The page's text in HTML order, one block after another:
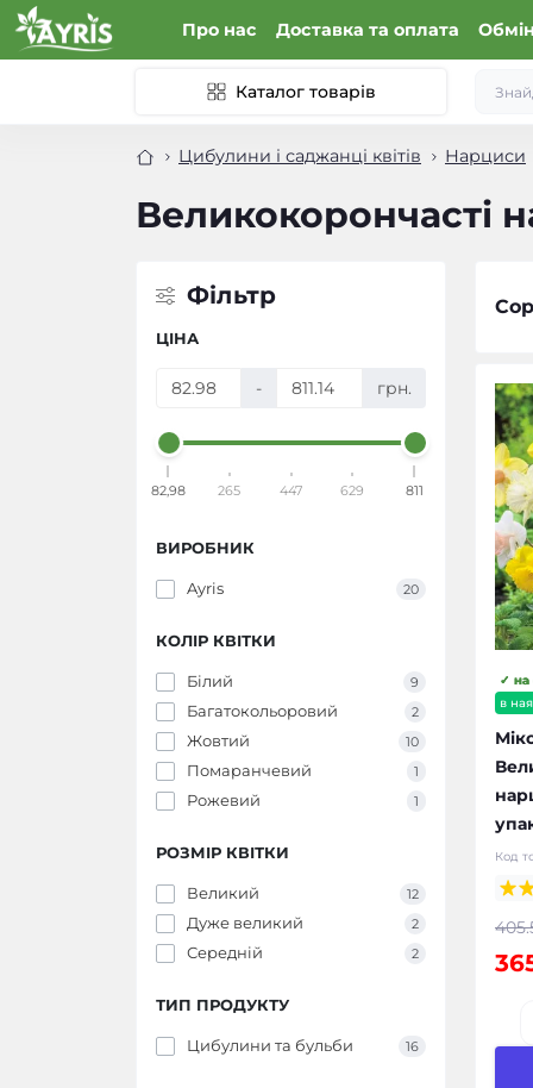
Про нас Доставка та оплата
Каталог товарів
Цибулини і саджанці квітів Нарциси
Великокорончасті
Фільтр
ЦІНА
- грн.
82,98 265 447 629 811
ВИРОБНИК
Ayris 20
КОЛІР КВІТКИ
Білий 9
Багатокольоровий 2
Жовтий 10
Помаранчевий 1
Рожевий 1
РОЗМІР КВІТКИ
Великий 12
Дуже великий 2
Середній 2
ТИП ПРОДУКТУ
Цибулини та бульби 16
в
✓ на
Код